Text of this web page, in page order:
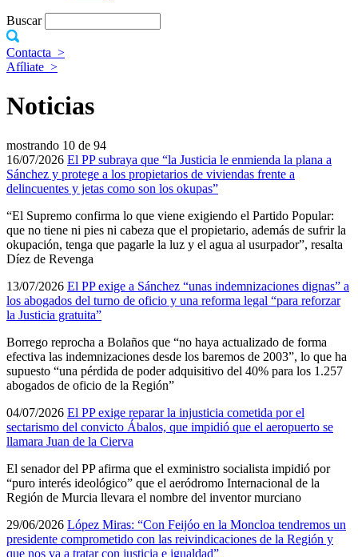
Buscar
Contacta >
Afíliate >
Noticias
mostrando 10 de 94
16/07/2026 El PP subraya que “la Justicia le enmienda la plana a
Sánchez y protege a los propietarios de viviendas frente a
delincuentes y jetas como son los okupas”
“El Supremo confirma lo que viene exigiendo el Partido Popular:
que no tiene ni pies ni cabeza que el propietario, además de sufrir la
okupación, tenga que pagarle la luz y el agua al usurpador”, resalta
Díez de Revenga
13/07/2026 El PP exige a Sánchez “unas indemnizaciones dignas” a
los abogados del turno de oficio y una reforma legal “para reforzar
la Justicia gratuita”
Borrego reprocha a Bolaños que “no haya actualizado de forma
efectiva las indemnizaciones desde los baremos de 2003”, lo que ha
supuesto “una pérdida de poder adquisitivo del 40% para los 1.257
abogados de oficio de la Región”
04/07/2026 El PP exige reparar la injusticia cometida por el
sectarismo del convicto Ábalos, que impidió que el aeropuerto se
llamara Juan de la Cierva
El senador del PP afirma que el exministro socialista impidió por
“puro interés ideológico” que el aeródromo Internacional de la
Región de Murcia llevara el nombre del inventor murciano
29/06/2026 López Miras: “Con Feijóo en la Moncloa tendremos un
presidente comprometido con las reivindicaciones de la Región y
que nos va a tratar con justicia e igualdad”